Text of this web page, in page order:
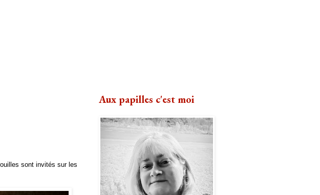
sont invités sur les
Aux papilles c'est moi